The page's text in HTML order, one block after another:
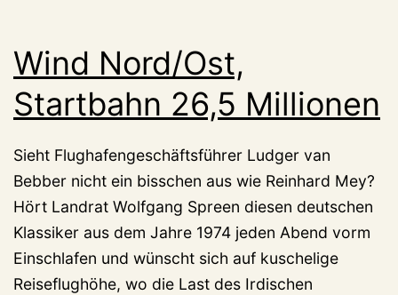
Wind Nord/Ost,
Startbahn 26,5 Millionen
Sieht Flughafengeschäftsführer Ludger van
Bebber nicht ein bisschen aus wie Reinhard Mey?
Hört Landrat Wolfgang Spreen diesen deutschen
Klassiker aus dem Jahre 1974 jeden Abend vorm
Einschlafen und wünscht sich auf kuschelige
Reiseflughöhe, wo die Last des Irdischen